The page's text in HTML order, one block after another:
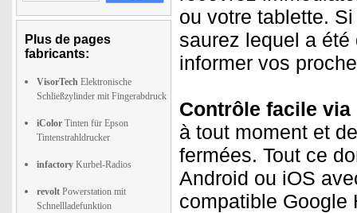
Plus de pages
fabricants:
VisorTech Elektronische
Schließzylinder mit Fingerabdruck
iColor Tinten für Epson
Tintenstrahldrucker
infactory Kurbel-Radios
revolt Powerstation mit
Schnellladefunktion
ou votre tablette.
saurez lequel a
informer vos
Contrôle facile
à tout moment et
fermées. Tout ce
Android ou iOS
compatible Google